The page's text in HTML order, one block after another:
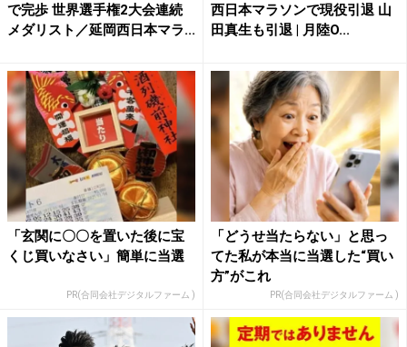
で完歩 世界選手権2大会連続
メダリスト／延岡西日本マラ...
西日本マラソンで現役引退 山
田真生も引退 | 月陸O...
「玄関に〇〇を置いた後に宝
くじ買いなさい」簡単に当選
PR(合同会社デジタルファーム )
「どうせ当たらない」と思っ
てた私が本当に当選した“買い
方”がこれ
PR(合同会社デジタルファーム )